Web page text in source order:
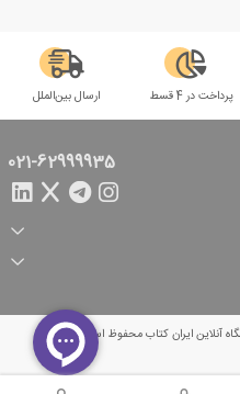
پرداخت در 4 قسط ارسال بین‌الملل
021-62999935
آنلاین ایران کتاب محفوظ است.